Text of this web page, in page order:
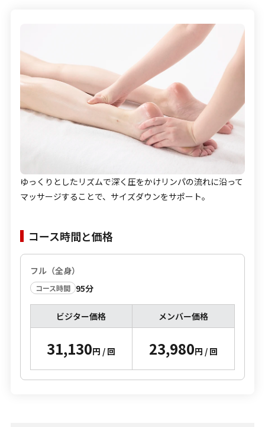
ゆっくりとしたリズムで深く圧をかけリンパの流れに沿って
マッサージすることで、サイズダウンをサポート。
コース時間と価格
フル（全身）
コース時間 95分
ビジター価格 メンバー価格
31,130円 / 回 23,980円 / 回